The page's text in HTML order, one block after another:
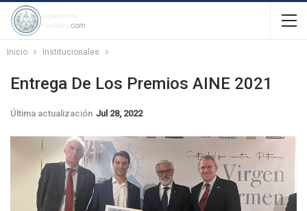
Inicio Institucionales
Entrega De Los Premios AINE 2021
Última actualización Jul 28, 2022